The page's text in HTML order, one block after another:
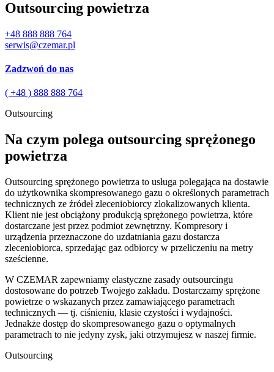
Outsourcing powietrza
+48 888 888 764
serwis@czemar.pl
Zadzwoń do nas
( +48 ) 888 888 764
Outsourcing
Na czym polega outsourcing sprężonego
powietrza
Outsourcing sprężonego powietrza to usługa polegająca na dostawie
do użytkownika skompresowanego gazu o określonych parametrach
technicznych ze źródeł zleceniobiorcy zlokalizowanych klienta.
Klient nie jest obciążony produkcją sprężonego powietrza, które
dostarczane jest przez podmiot zewnętrzny. Kompresory i
urządzenia przeznaczone do uzdatniania gazu dostarcza
zleceniobiorca, sprzedając gaz odbiorcy w przeliczeniu na metry
sześcienne.
W CZEMAR zapewniamy elastyczne zasady outsourcingu
dostosowane do potrzeb Twojego zakładu. Dostarczamy sprężone
powietrze o wskazanych przez zamawiającego parametrach
technicznych — tj. ciśnieniu, klasie czystości i wydajności.
Jednakże dostęp do skompresowanego gazu o optymalnych
parametrach to nie jedyny zysk, jaki otrzymujesz w naszej firmie.
Outsourcing